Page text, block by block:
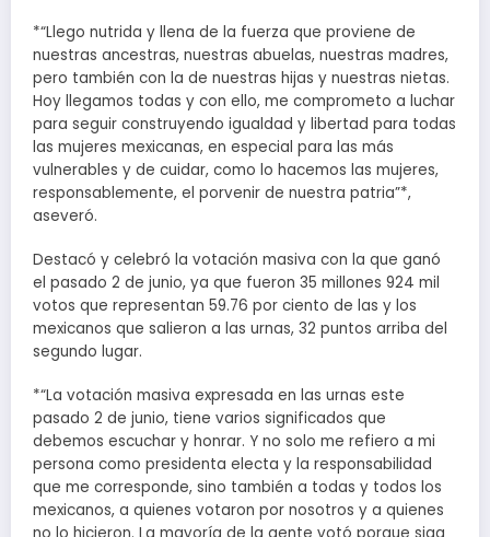
*“Llego nutrida y llena de la fuerza que proviene de
nuestras ancestras, nuestras abuelas, nuestras madres,
pero también con la de nuestras hijas y nuestras nietas.
Hoy llegamos todas y con ello, me comprometo a luchar
para seguir construyendo igualdad y libertad para todas
las mujeres mexicanas, en especial para las más
vulnerables y de cuidar, como lo hacemos las mujeres,
responsablemente, el porvenir de nuestra patria”*,
aseveró.
Destacó y celebró la votación masiva con la que ganó
el pasado 2 de junio, ya que fueron 35 millones 924 mil
votos que representan 59.76 por ciento de las y los
mexicanos que salieron a las urnas, 32 puntos arriba del
segundo lugar.
*“La votación masiva expresada en las urnas este
pasado 2 de junio, tiene varios significados que
debemos escuchar y honrar. Y no solo me refiero a mi
persona como presidenta electa y la responsabilidad
que me corresponde, sino también a todas y todos los
mexicanos, a quienes votaron por nosotros y a quienes